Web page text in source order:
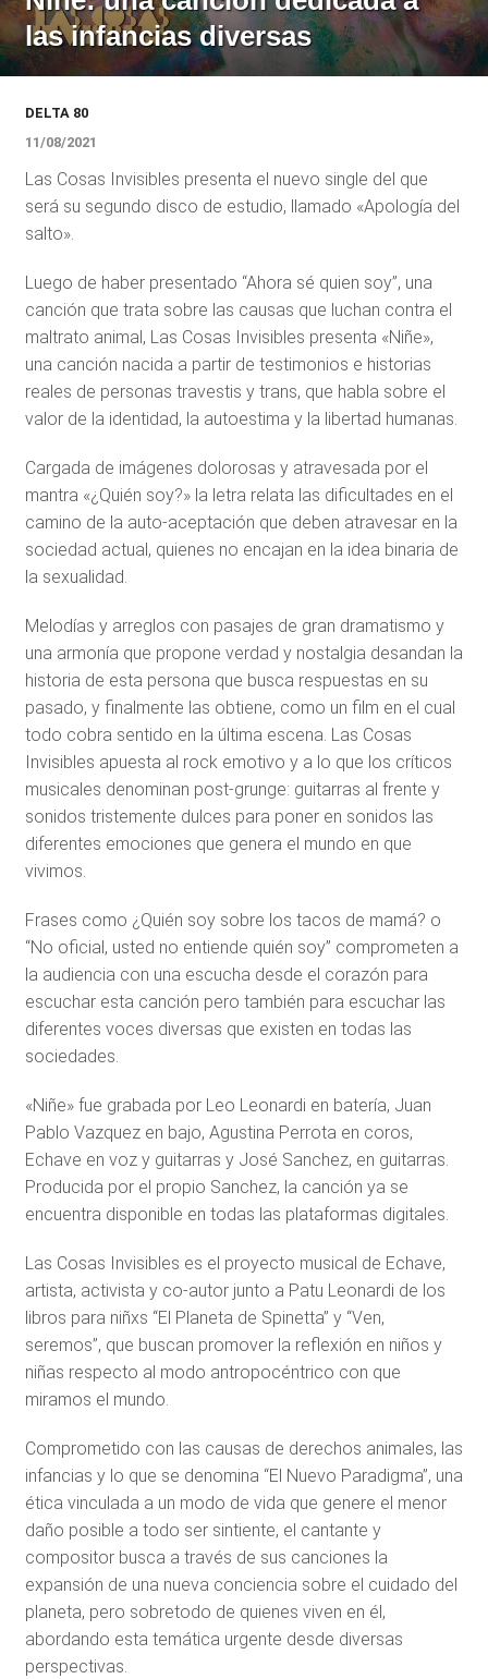
las infancias diversas
DELTA 80
11/08/2021
Las Cosas Invisibles presenta el nuevo single del que
será su segundo disco de estudio, llamado «Apología del
salto».
Luego de haber presentado “Ahora sé quien soy”, una
canción que trata sobre las causas que luchan contra el
maltrato animal, Las Cosas Invisibles presenta «Niñe»,
una canción nacida a partir de testimonios e historias
reales de personas travestis y trans, que habla sobre el
valor de la identidad, la autoestima y la libertad humanas.
Cargada de imágenes dolorosas y atravesada por el
mantra «¿Quién soy?» la letra relata las dificultades en el
camino de la auto-aceptación que deben atravesar en la
sociedad actual, quienes no encajan en la idea binaria de
la sexualidad.
Melodías y arreglos con pasajes de gran dramatismo y
una armonía que propone verdad y nostalgia desandan la
historia de esta persona que busca respuestas en su
pasado, y finalmente las obtiene, como un film en el cual
todo cobra sentido en la última escena. Las Cosas
Invisibles apuesta al rock emotivo y a lo que los críticos
musicales denominan post-grunge: guitarras al frente y
sonidos tristemente dulces para poner en sonidos las
diferentes emociones que genera el mundo en que
vivimos.
Frases como ¿Quién soy sobre los tacos de mamá? o
“No oficial, usted no entiende quién soy” comprometen a
la audiencia con una escucha desde el corazón para
escuchar esta canción pero también para escuchar las
diferentes voces diversas que existen en todas las
sociedades.
«Niñe» fue grabada por Leo Leonardi en batería, Juan
Pablo Vazquez en bajo, Agustina Perrota en coros,
Echave en voz y guitarras y José Sanchez, en guitarras.
Producida por el propio Sanchez, la canción ya se
encuentra disponible en todas las plataformas digitales.
Las Cosas Invisibles es el proyecto musical de Echave,
artista, activista y co-autor junto a Patu Leonardi de los
libros para niñxs “El Planeta de Spinetta” y “Ven,
seremos”, que buscan promover la reflexión en niños y
niñas respecto al modo antropocéntrico con que
miramos el mundo.
Comprometido con las causas de derechos animales, las
infancias y lo que se denomina “El Nuevo Paradigma”, una
ética vinculada a un modo de vida que genere el menor
daño posible a todo ser sintiente, el cantante y
compositor busca a través de sus canciones la
expansión de una nueva conciencia sobre el cuidado del
planeta, pero sobretodo de quienes viven en él,
abordando esta temática urgente desde diversas
perspectivas.